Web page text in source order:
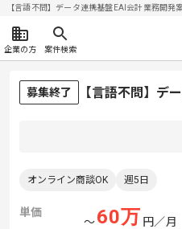
【言語不問】データ連携基盤EAI会計業務開
企業の方 案件検索
募集終了 【言語不問】デ
オンライン商談OK 週5日
単価
〜60万 円／月